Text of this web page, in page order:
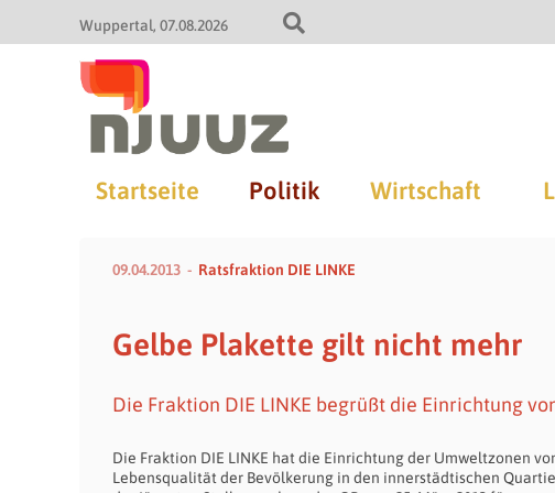
Wuppertal 07.08.2026
Startseite Politik Wirtschaft
09.04.2013 Ratsfraktion DIE LINKE
Gelbe Plakette gilt nicht mehr
Die Fraktion DIE LINKE begrüßt die Einrichtung
Die Fraktion DIE LINKE hat die Einrichtung der Umweltzonen
Lebensqualität der Bevölkerung in den innerstädtischen